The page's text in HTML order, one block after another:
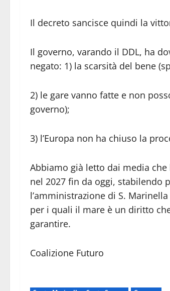
Il decreto sancisce quindi la
Il governo, varando il DDL, ha
negato: 1) la scarsità del bene
2) le gare vanno fatte e non
governo);
3) l’Europa non ha chiuso la
Abbiamo già letto dai media
nel 2027 fin da oggi, stabilendo
l’amministrazione di S.
per i quali il mare è un diritto
garantire.
Coalizione Futuro